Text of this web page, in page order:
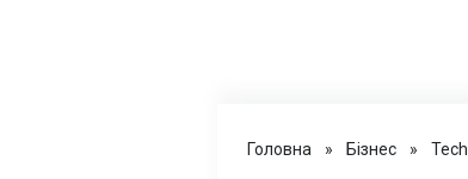
Головна » Бізнес » Tech